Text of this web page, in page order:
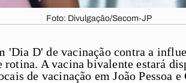
Foto: Divulgação/Secom-JP
'Dia D' de vacinação contra a
rotina. A vacina bivalente estará
de vacinação emJoão Pessoa e